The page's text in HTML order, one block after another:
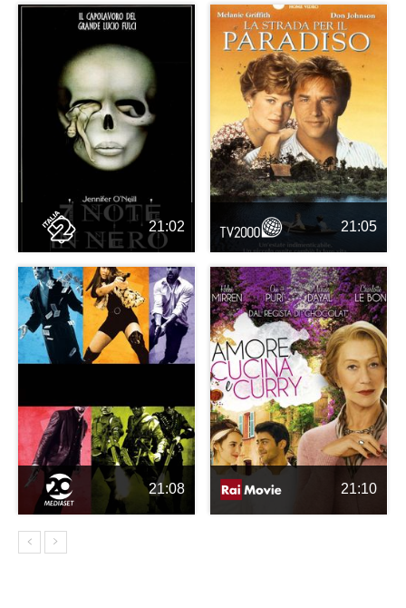
21:02 21:05
21:08 21:10